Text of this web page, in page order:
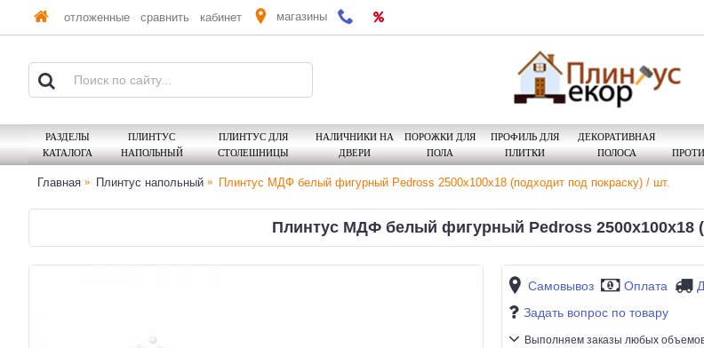
отложенные сравнить кабинет магазины
РАЗДЕЛЫ
КАТАЛОГА
ПЛИНТУС
НАПОЛЬНЫЙ
ПЛИНТУС ДЛЯ
СТОЛЕШНИЦЫ
НАЛИЧНИКИ НА
ДВЕРИ
ПОРОЖКИ ДЛЯ
ПОЛА
ПРОФИЛЬ ДЛЯ
ПЛИТКИ
ДЕКОРАТИВНАЯ
ПОЛОСА
Главная Плинтус напольный Плинтус МДФ белый фигурный Pedross 2500х100х18 (подходит под покраску) / шт.
Плинтус МДФ белый фигурный Pedross 2500х100х18
Самовывоз Оплата
Задать вопрос по товару
Выполняем заказы любых